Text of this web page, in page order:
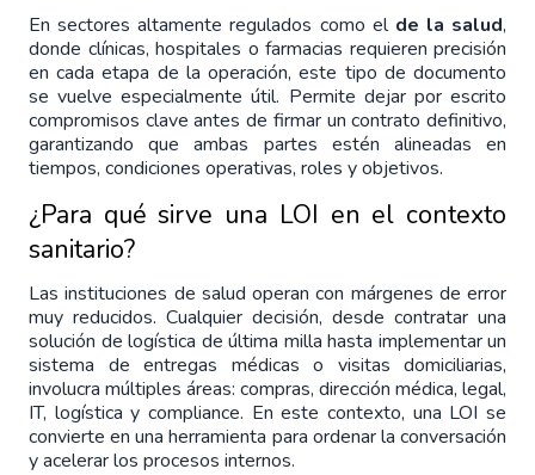
En sectores altamente regulados como el de la salud,
donde clínicas, hospitales o farmacias requieren precisión
en cada etapa de la operación, este tipo de documento
se vuelve especialmente útil. Permite dejar por escrito
compromisos clave antes de firmar un contrato definitivo,
garantizando que ambas partes estén alineadas en
tiempos, condiciones operativas, roles y objetivos.
¿Para qué sirve una LOI en el contexto
sanitario?
Las instituciones de salud operan con márgenes de error
muy reducidos. Cualquier decisión, desde contratar una
solución de logística de última milla hasta implementar un
sistema de entregas médicas o visitas domiciliarias,
involucra múltiples áreas: compras, dirección médica, legal,
IT, logística y compliance. En este contexto, una LOI se
convierte en una herramienta para ordenar la conversación
y acelerar los procesos internos.